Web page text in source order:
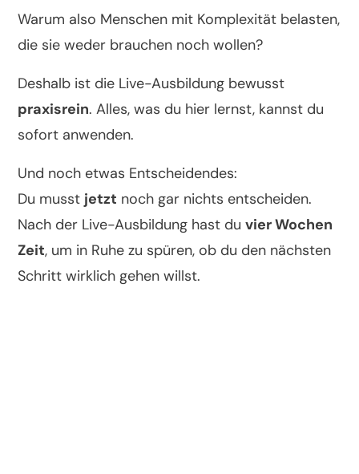
Warum also Menschen mit Komplexität belasten,
die sie weder brauchen noch wollen?
Deshalb ist die Live-Ausbildung bewusst
praxisrein. Alles, was du hier lernst, kannst du
sofort anwenden.
Und noch etwas Entscheidendes:
Du musst jetzt noch gar nichts entscheiden.
Nach der Live-Ausbildung hast du vier Wochen
Zeit, um in Ruhe zu spüren, ob du den nächsten
Schritt wirklich gehen willst.